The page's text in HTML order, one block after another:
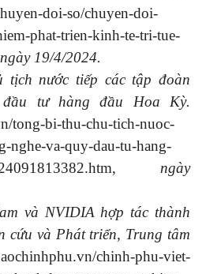
doi-so/chuyen-doi-
phat-trien-kinh-te-tri-tue-
ngày 19/4/2024.
tịch nước tiếp các tập đoàn
tư hàng đầu Hoa Kỳ.
tong-bi-thu-chu-tich-nuoc-
nghe-va-quy-dau-tu-hang-
ngày
và NVIDIA hợp tác thành
cứu và Phát triển, Trung tâm
chinh-phu-viet-